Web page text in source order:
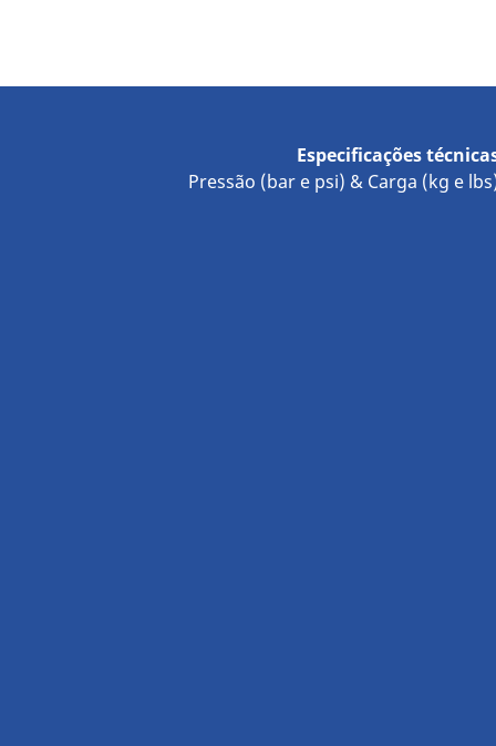
Especificações
Pressão (bar e psi) & Carga (kg e